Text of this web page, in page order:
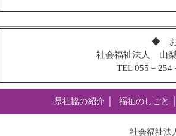
◆ お
社会福祉法人 山
TEL 055－254
県社協の紹介 福祉のしごと
社会福祉法